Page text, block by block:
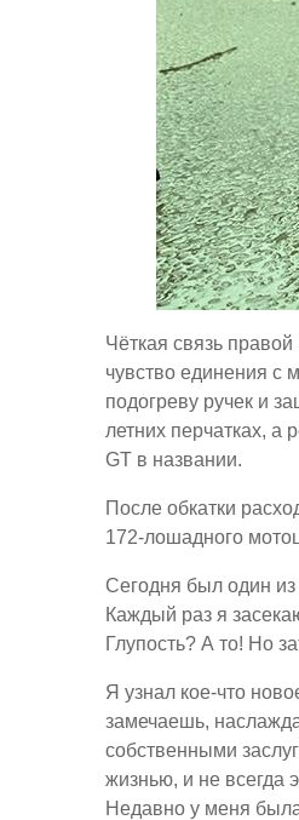
Чёткая связь
чувство единения с
подогреву ручек и
летних перчатках, а
GT в названии.
После обкатки
172-лошадного
Сегодня был один
Каждый раз я
Глупость? А то! Но
Я узнал кое-что
замечаешь,
собственными
жизнью, и не всегда
Недавно у меня